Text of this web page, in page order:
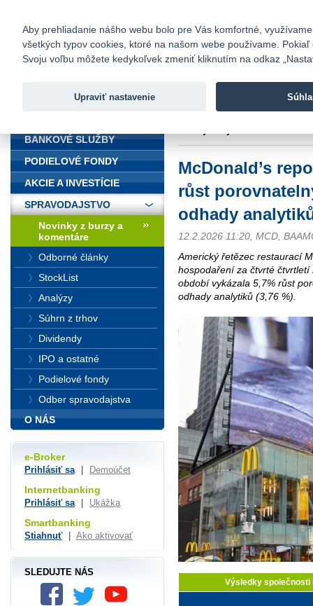
Fio banka
Fio banka
McDonald’s
růst
odhady
12.2.2026 11:20, MCD,
Americký řetězec restaurací
hospodaření za čtvrté
období vykázala 5,7% růst
odhady analytiků (3,76 %).
Výsledky společnosti
BANKOVÉ SLUŽBY
PODIELOVÉ FONDY
AKCIE A INVESTÍCIE
SPRAVODAJSTVO
Novinky z burzy a
komentáre
Odborné články
StockList
Analýzy
Súhrn z trhov
Dividendy
IPO a ostatné
Podielové fondy
Odber spravodajstva
O NÁS
e-Broker
Prihlásiť sa Demoúčet
Internetbanking
Prihlásiť sa Ukážka
Smartbanking
Stiahnuť Ako aktivovať
SLEDUJTE NÁS
Aby prehliadanie nášho webu bolo pre Vás komfortné,
všetkých typov cookies, ktoré na našom webe používame.
Svoju voľbu môžete kedykoľvek zmeniť kliknutím na odkaz
Upraviť nastavenie